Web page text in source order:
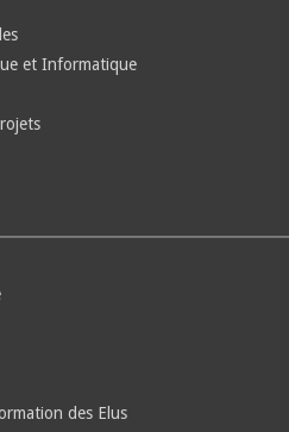
et Informatique
des Elus